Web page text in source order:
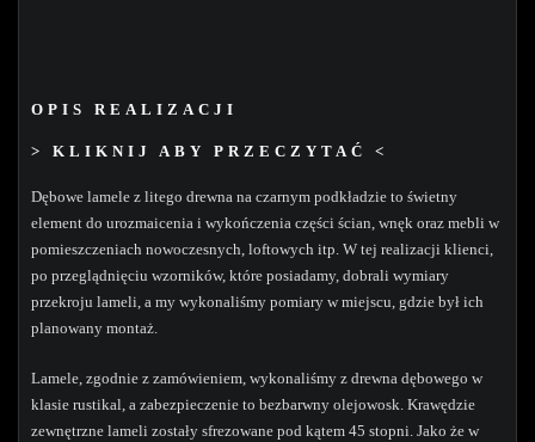
OPIS REALIZACJI
> KLIKNIJ ABY PRZECZYTAĆ <
Dębowe lamele z litego drewna na czarnym podkładzie to świetny
element do urozmaicenia i wykończenia części ścian, wnęk oraz mebli w
pomieszczeniach nowoczesnych, loftowych itp. W tej realizacji klienci,
po przeglądnięciu wzorników, które posiadamy, dobrali wymiary
przekroju lameli, a my wykonaliśmy pomiary w miejscu, gdzie był ich
planowany montaż.
Lamele, zgodnie z zamówieniem, wykonaliśmy z drewna dębowego w
klasie rustikal, a zabezpieczenie to bezbarwny olejowosk. Krawędzie
zewnętrzne lameli zostały sfrezowane pod kątem 45 stopni. Jako że w